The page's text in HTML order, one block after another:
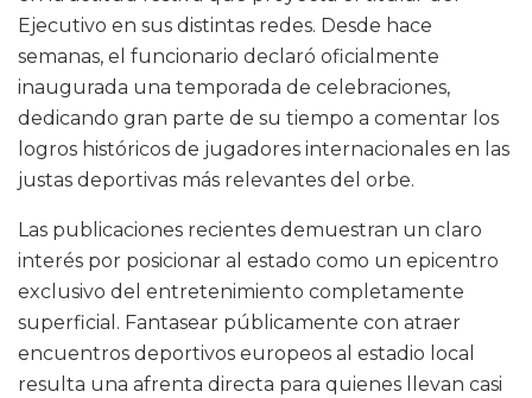
Ejecutivo en sus distintas redes. Desde hace
semanas, el funcionario declaró oficialmente
inaugurada una temporada de celebraciones,
dedicando gran parte de su tiempo a comentar los
logros históricos de jugadores internacionales en las
justas deportivas más relevantes del orbe.
Las publicaciones recientes demuestran un claro
interés por posicionar al estado como un epicentro
exclusivo del entretenimiento completamente
superficial. Fantasear públicamente con atraer
encuentros deportivos europeos al estadio local
resulta una afrenta directa para quienes llevan casi